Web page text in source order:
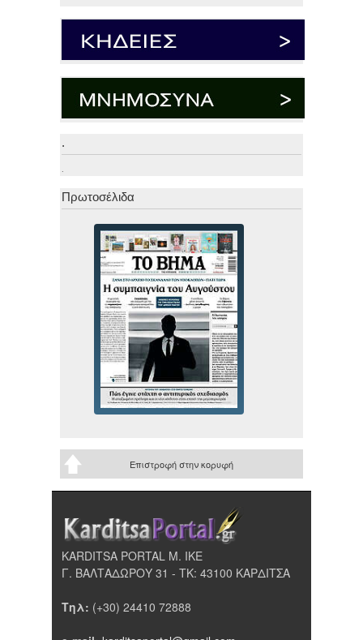
.
.
Πρωτοσέλιδα
Επιστροφή στην κορυφή
KARDITSA PORTAL Μ. ΙΚΕ
Γ. ΒΑΛΤΑΔΩΡΟΥ 31 - ΤΚ: 43100 ΚΑΡΔΙΤΣΑ
Τηλ: (+30) 24410 72888